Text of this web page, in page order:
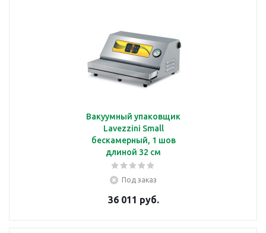
Вакуумный упаковщик
Lavezzini Small
бескамерный, 1 шов
длиной 32 см
Под заказ
36 011 руб.